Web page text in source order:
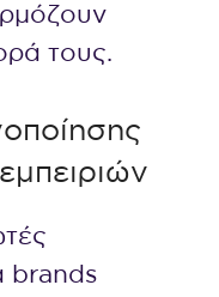
τους.
brands